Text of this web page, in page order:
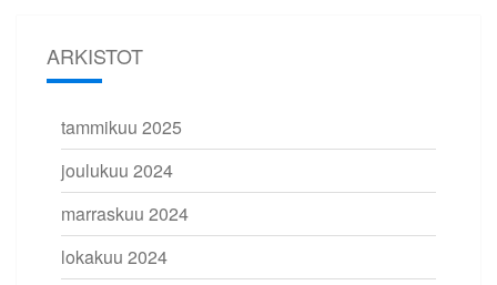
ARKISTOT
tammikuu 2025
joulukuu 2024
marraskuu 2024
lokakuu 2024